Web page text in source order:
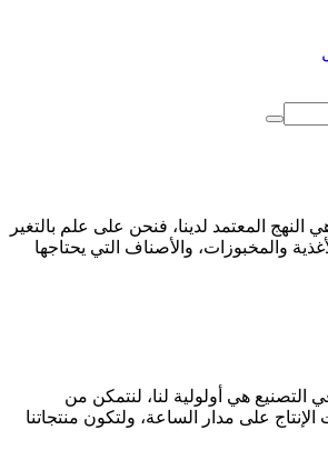
النهج المعتمد لدينا، فنحن على علم بالتغير
والمخبوزات، والأصناف التي يحتاجها
التصنيع هي أولولية لنا، لنتمكن من
الإنتاج على مدار الساعة، ولتكون منتجاتنا